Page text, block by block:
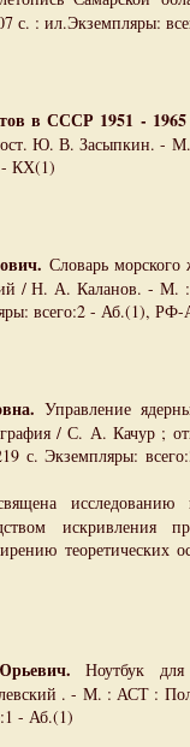
с. : ил.Экземпляры:
в СССР 1951 - 1965
Ю. В. Засыпкин. -
- КХ(1)
Словарь
/ Н. А. Каланов. - М.
всего:2 - Аб.(1), РФ-
Управление
/ С. А. Качур ;
с. Экземпляры:
исследованию
искривления
теоретических
Ноутбук
. - М. : АСТ :
- Аб.(1)